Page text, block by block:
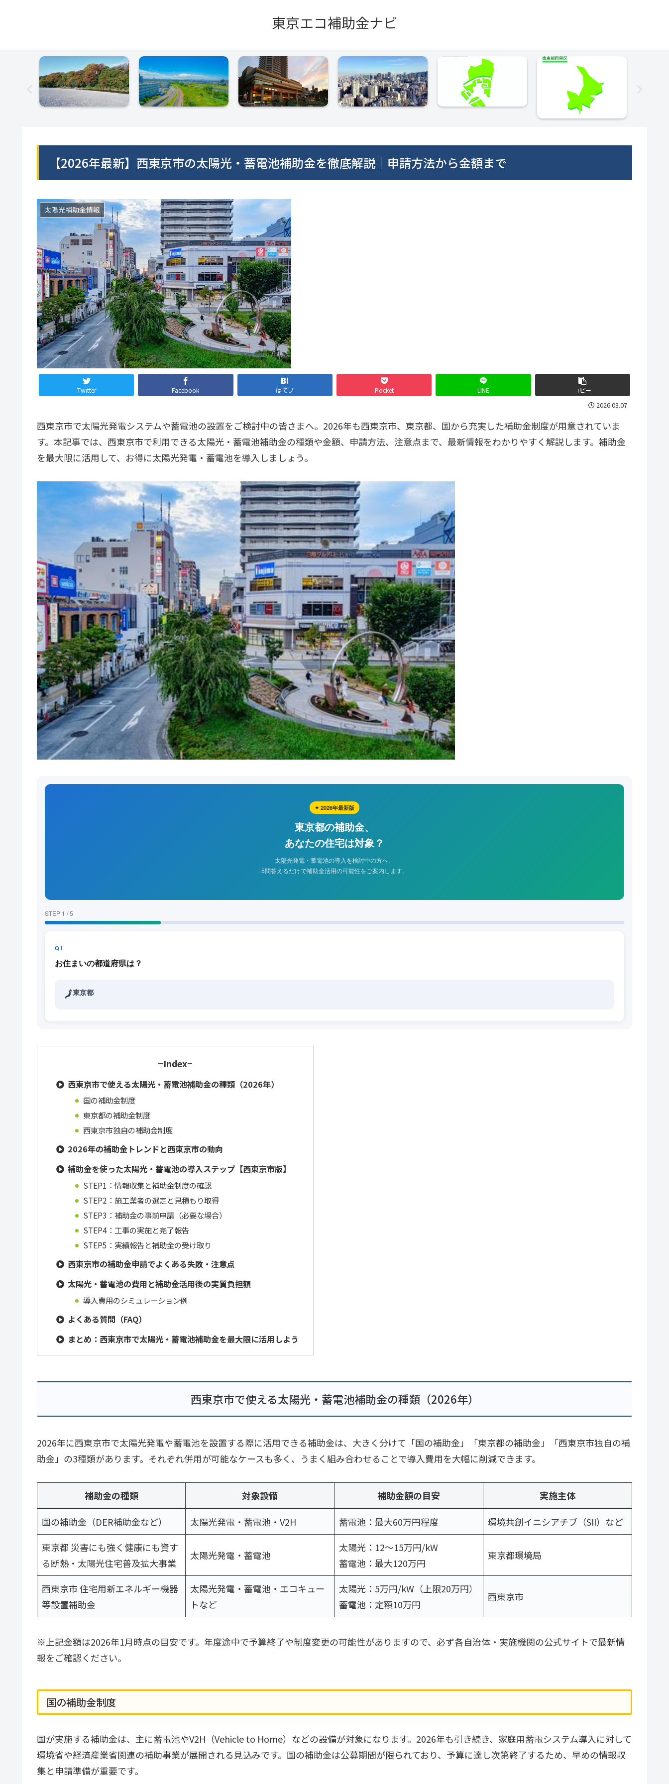
東京エコ補助金ナビ
【2026年最新】西東京市の太陽光・蓄電池補助金を徹底解説｜申請方法から金額まで
太陽光補助金情報
Twitter Facebook はてブ Pocket LINE コピー
2026.03.07
西東京市で太陽光発電システムや蓄電池の設置をご検討中の皆さまへ。2026年も西東京市、東京都、国から充実した補助金制度が用意されていま
す。本記事では、西東京市で利用できる太陽光・蓄電池補助金の種類や金額、申請方法、注意点まで、最新情報をわかりやすく解説します。補助金
を最大限に活用して、お得に太陽光発電・蓄電池を導入しましょう。
✦ 2026年最新版
東京都の補助金、
あなたの住宅は対象？
太陽光発電・蓄電池の導入を検討中の方へ。
5問答えるだけで補助金活用の可能性をご案内します。
STEP 1 / 5
Q1
お住まいの都道府県は？
🗾東京都
−Index−
西東京市で使える太陽光・蓄電池補助金の種類（2026年）
国の補助金制度
東京都の補助金制度
西東京市独自の補助金制度
2026年の補助金トレンドと西東京市の動向
補助金を使った太陽光・蓄電池の導入ステップ【西東京市版】
STEP1：情報収集と補助金制度の確認
STEP2：施工業者の選定と見積もり取得
STEP3：補助金の事前申請（必要な場合）
STEP4：工事の実施と完了報告
STEP5：実績報告と補助金の受け取り
西東京市の補助金申請でよくある失敗・注意点
太陽光・蓄電池の費用と補助金活用後の実質負担額
導入費用のシミュレーション例
よくある質問（FAQ）
まとめ：西東京市で太陽光・蓄電池補助金を最大限に活用しよう
西東京市で使える太陽光・蓄電池補助金の種類（2026年）
2026年に西東京市で太陽光発電や蓄電池を設置する際に活用できる補助金は、大きく分けて「国の補助金」「東京都の補助金」「西東京市独自の補
助金」の3種類があります。それぞれ併用が可能なケースも多く、うまく組み合わせることで導入費用を大幅に削減できます。
補助金の種類 対象設備 補助金額の目安 実施主体
国の補助金（DER補助金など） 太陽光発電・蓄電池・V2H 蓄電池：最大60万円程度
環境共創イニシアチブ（SII）など
東京都 災害にも強く健康にも資す
る断熱・太陽光住宅普及拡大事業
太陽光発電・蓄電池
太陽光：12〜15万円/kW
蓄電池：最大120万円
東京都環境局
西東京市 住宅用新エネルギー機器
等設置補助金
太陽光発電・蓄電池・エコキュー
トなど
太陽光：5万円/kW（上限20万円）
蓄電池：定額10万円
西東京市
※上記金額は2026年1月時点の目安です。年度途中で予算終了や制度変更の可能性がありますので、必ず各自治体・実施機関の公式サイトで最新情
報をご確認ください。
国の補助金制度
国が実施する補助金は、主に蓄電池やV2H（Vehicle to Home）などの設備が対象になります。2026年も引き続き、家庭用蓄電システム導入に対して
環境省や経済産業省関連の補助事業が展開される見込みです。国の補助金は公募期間が限られており、予算に達し次第終了するため、早めの情報収
集と申請準備が重要です。